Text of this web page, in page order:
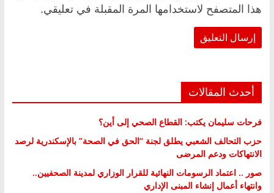
هذا المتصفح لاستخدامها المرة المقبلة في تعليقي.
أحدث المقالات
فرحات سليمان يكتب: القطاع الصحي إلى أين؟
حزب التحالف الشعبي يطلق لجنة “الحق في الصحة” بالإسكندرية لرصد
الانتهاكات ودعم المرضى
صور .. اعتماد الرسومات النهائية للقرار الوزاري لمدينة الصحفيين..
وانتهاء أعمال إنشاء المبنى الإداري